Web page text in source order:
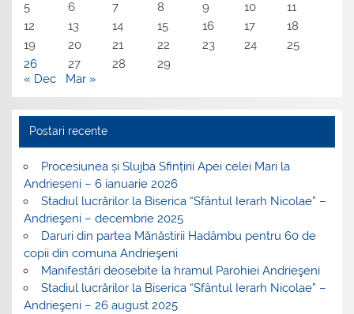
5 6 7 8 9 10
11
12
13 14 15 16 17
18
19
20 21 22 23 24
25
26
27 28
29
« Dec
Mar »
Postari recente
Procesiunea și Slujba Sfințirii Apei celei Mari la
Andrieșeni – 6 ianuarie 2026
Stadiul lucrărilor la Biserica “Sfântul Ierarh Nicolae” –
Andrieşeni – decembrie 2025
Daruri din partea Mănăstirii Hadâmbu pentru 60 de
copii din comuna Andrieşeni
Manifestări deosebite la hramul Parohiei Andrieşeni
Stadiul lucrărilor la Biserica “Sfântul Ierarh Nicolae” –
Andrieşeni – 26 august 2025